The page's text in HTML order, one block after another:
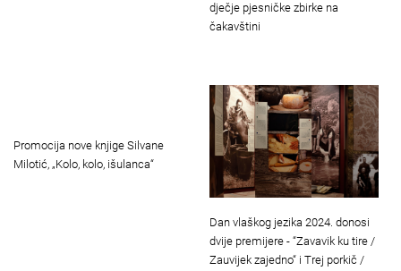
dječje pjesničke zbirke na
čakavštini
Promocija nove knjige Silvane
Milotić, „Kolo, kolo, išulanca“
Dan vlaškog jezika 2024. donosi
dvije premijere - “Zavavik ku tire /
Zauvijek zajedno“ i Trej porkič /